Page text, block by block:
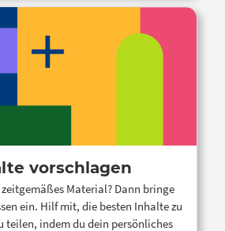
vorschlagen
Material? Dann bringe
ein. Hilf mit, die besten Inhalte zu
teilen, indem du dein persönliches